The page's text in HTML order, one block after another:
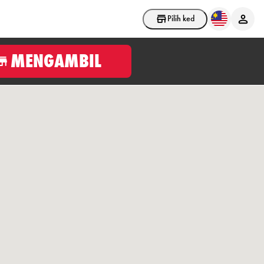
Pilih kedai
MENGAMBIL